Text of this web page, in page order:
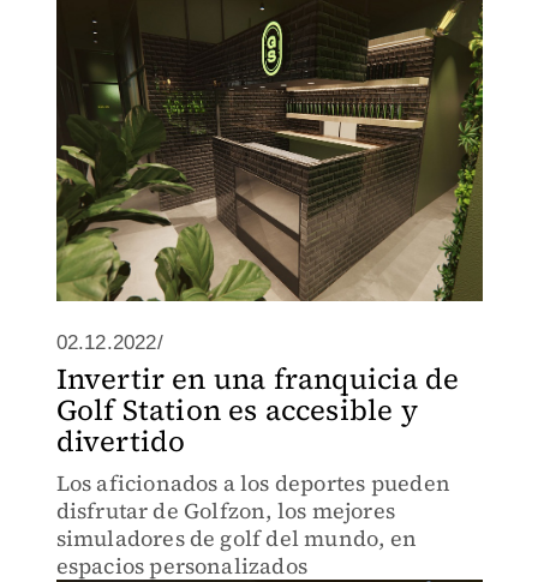
02.12.2022/
Invertir en una franquicia de
Golf Station es accesible y
divertido
Los aficionados a los deportes pueden
disfrutar de Golfzon, los mejores
simuladores de golf del mundo, en
espacios personalizados